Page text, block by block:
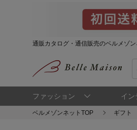
通販カタログ・通信販売のベルメゾン
ファッション イ
ベルメゾンネットTOP ギフト